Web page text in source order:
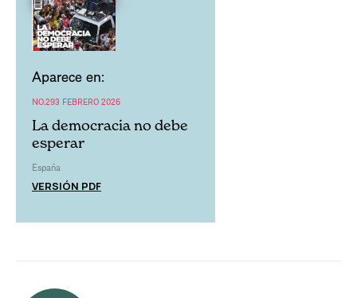
Aparece en:
NO.293 FEBRERO 2026
La democracia no debe
esperar
España
VERSIÓN PDF